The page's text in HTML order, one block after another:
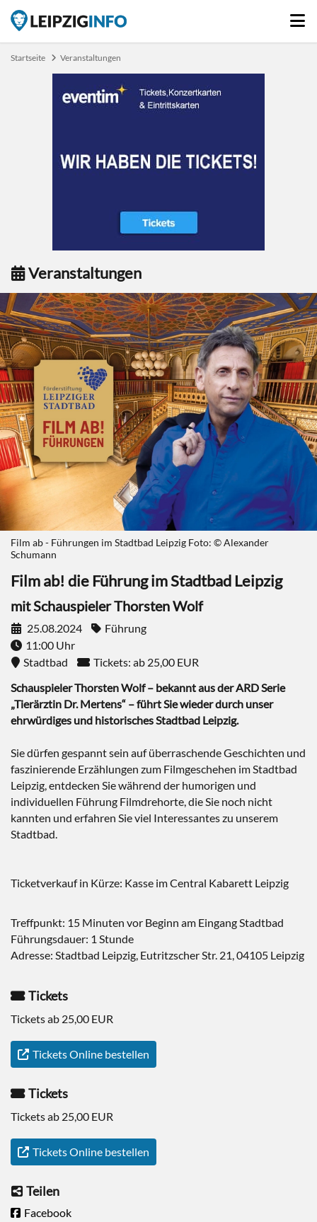
Startseite Veranstaltungen
Veranstaltungen
Film ab - Führungen im Stadtbad Leipzig Foto: © Alexander
Schumann
Film ab! die Führung im Stadtbad Leipzig
mit Schauspieler Thorsten Wolf
25.08.2024
Führung
11:00 Uhr
Stadtbad
Tickets: ab 25,00 EUR
Schauspieler Thorsten Wolf – bekannt aus der ARD Serie
„Tierärztin Dr. Mertens“ – führt Sie wieder durch unser
ehrwürdiges und historisches Stadtbad Leipzig.
Sie dürfen gespannt sein auf überraschende Geschichten und
faszinierende Erzählungen zum Filmgeschehen im Stadtbad
Leipzig, entdecken Sie während der humorigen und
individuellen Führung Filmdrehorte, die Sie noch nicht
kannten und erfahren Sie viel Interessantes zu unserem
Stadtbad.
Ticketverkauf in Kürze: Kasse im Central Kabarett Leipzig
Treffpunkt: 15 Minuten vor Beginn am Eingang Stadtbad
Führungsdauer: 1 Stunde
Adresse: Stadtbad Leipzig, Eutritzscher Str. 21, 04105 Leipzig
Tickets
Tickets ab 25,00 EUR
Tickets Online bestellen
Tickets
Tickets ab 25,00 EUR
Tickets Online bestellen
Teilen
Facebook